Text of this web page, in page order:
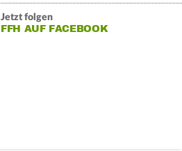
Jetzt folgen
FFH AUF FACEBOOK